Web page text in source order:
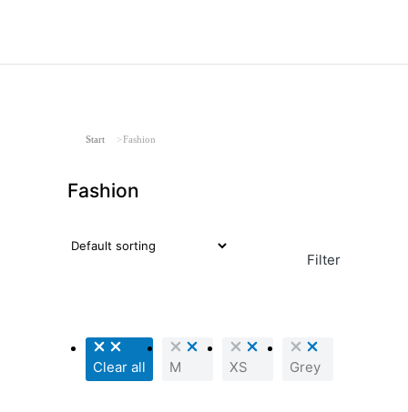
Sie befinden sich hier:
Start Fashion
Fashion
Filter
Clear all M XS Grey